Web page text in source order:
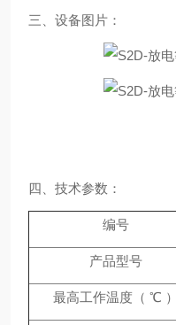
三、设备图片：
四、技术参数：
编号
产品型号
最高工作温度（ ℃ ）